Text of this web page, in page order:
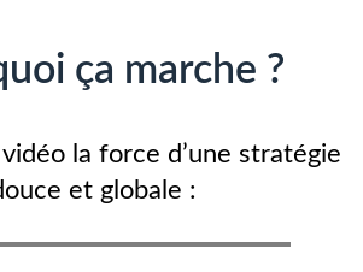
ça marche ?
la force d’une stratégie
et globale :